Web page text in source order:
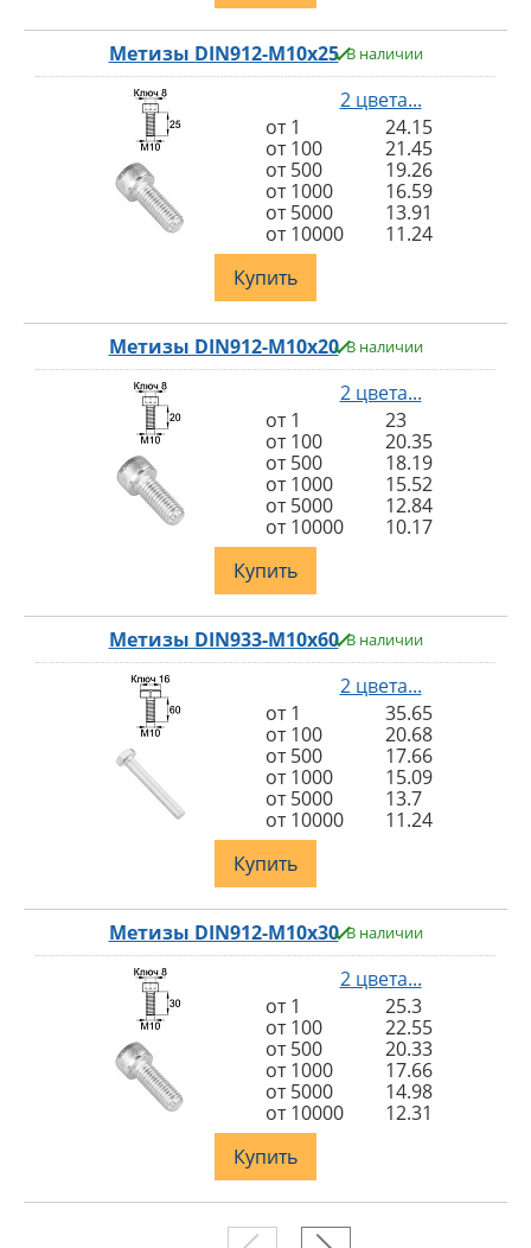
Метизы DIN912-M10x25 В наличии
2 цвета...
от 1
24.15
от 100
21.45
от 500
19.26
от 1000
16.59
от 5000
13.91
от 10000
11.24
Купить
Метизы DIN912-M10x20 В наличии
2 цвета...
от 1
23
от 100
20.35
от 500
18.19
от 1000
15.52
от 5000
12.84
от 10000
10.17
Купить
Метизы DIN933-M10x60 В наличии
2 цвета...
от 1
35.65
от 100
20.68
от 500
17.66
от 1000
15.09
от 5000
13.7
от 10000
11.24
Купить
Метизы DIN912-M10x30 В наличии
2 цвета...
от 1
25.3
от 100
22.55
от 500
20.33
от 1000
17.66
от 5000
14.98
от 10000
12.31
Купить